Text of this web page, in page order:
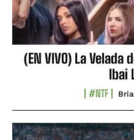
(EN VIVO) La
Ibai
#NTF